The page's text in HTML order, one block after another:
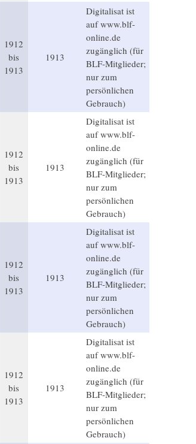
1912
bis
1913
1913
Digitalisat ist
auf www.blf-
online.de
zugänglich (für
BLF-Mitglieder;
nur zum
persönlichen
Gebrauch)
1912
bis
1913
1913
Digitalisat ist
auf www.blf-
online.de
zugänglich (für
BLF-Mitglieder;
nur zum
persönlichen
Gebrauch)
1912
bis
1913
1913
Digitalisat ist
auf www.blf-
online.de
zugänglich (für
BLF-Mitglieder;
nur zum
persönlichen
Gebrauch)
1912
bis
1913
1913
Digitalisat ist
auf www.blf-
online.de
zugänglich (für
BLF-Mitglieder;
nur zum
persönlichen
Gebrauch)